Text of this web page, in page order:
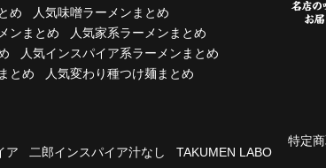
め
人気味噌ラーメンまとめ
ンまとめ
人気家系ラーメンまとめ
人気インスパイア系ラーメンまとめ
とめ 人気変わり種つけ麺まとめ
ア 二郎インスパイア汁なし
TAKUMEN LABO
特定